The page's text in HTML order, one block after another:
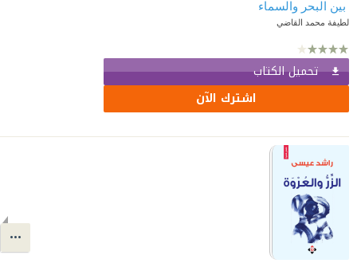
لطيفة محمد القاضي
تحميل الكتاب
اشترك الآن